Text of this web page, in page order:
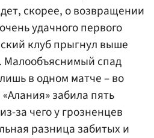
скорее, о возвращении
удачного первого
клуб прыгнул выше
Малообъяснимый спад
в одном матче – во
забила пять
за чего у грозненцев
разница забитых и